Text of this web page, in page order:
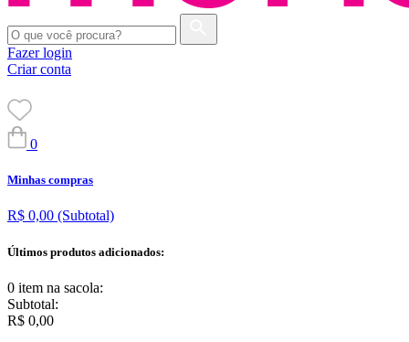
Fazer login
Criar conta
0
Minhas compras
R$ 0,00 (Subtotal)
Últimos produtos adicionados:
0 item na sacola:
Subtotal:
R$ 0,00